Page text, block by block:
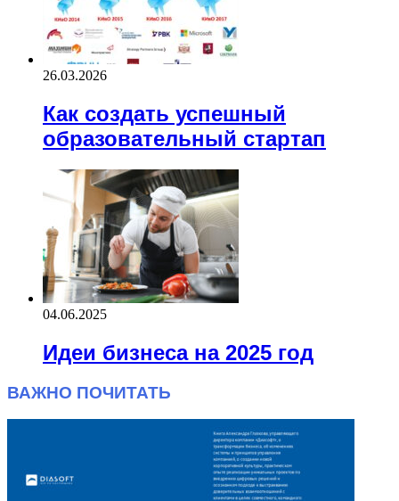
26.03.2026
Как создать успешный
образовательный стартап
04.06.2025
Идеи бизнеса на 2025 год
ВАЖНО ПОЧИТАТЬ